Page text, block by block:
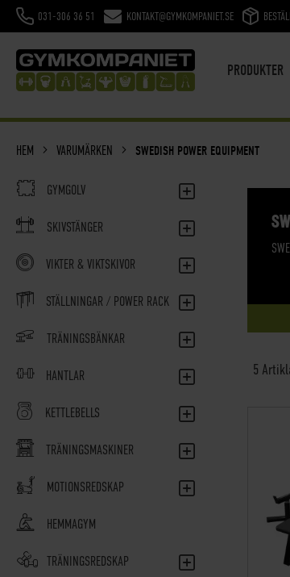
HOPPA
INNEHÅLL
031-306 36 51 KONTAKT@GYMKOMPANIET.SE
PRODUKTER
HEM VARUMÄRKEN SWEDISH POWER EQUIPMENT
GYMGOLV
SKIVSTÄNGER
VIKTER & VIKTSKIVOR
STÄLLNINGAR / POWER RACK
TRÄNINGSBÄNKAR
HANTLAR
KETTLEBELLS
TRÄNINGSMASKINER
MOTIONSREDSKAP
HEMMAGYM
TRÄNINGSREDSKAP
5